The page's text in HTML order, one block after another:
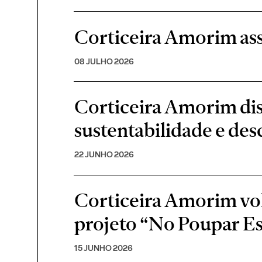
Corticeira Amorim
08 JULHO 2026
Corticeira Amorim
sustentabilidade e
22 JUNHO 2026
Corticeira Amorim
projeto “No Poupar
15 JUNHO 2026